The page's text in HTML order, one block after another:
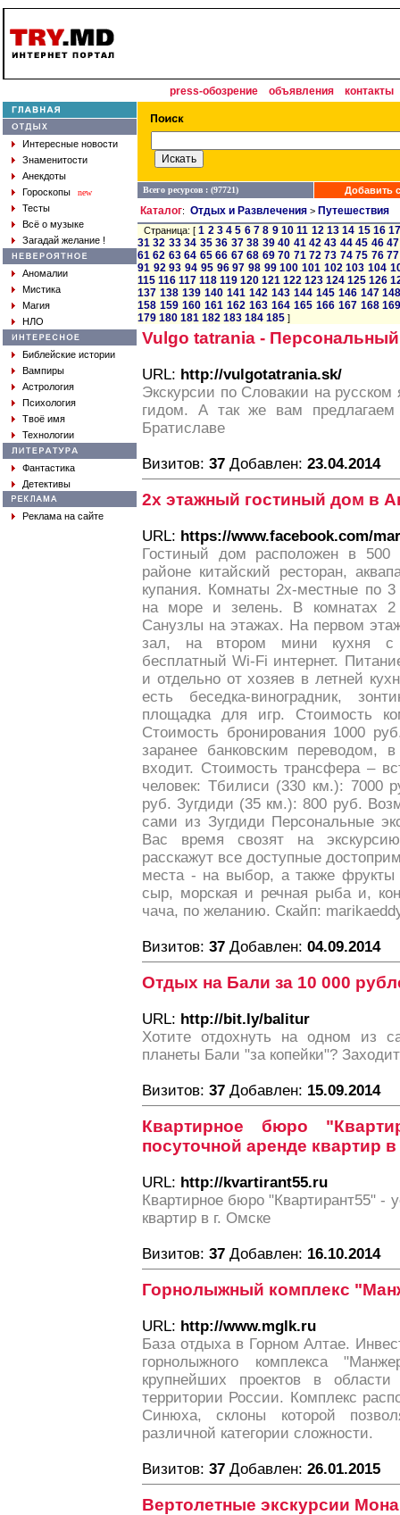
press-обозрение объявления контакты
Интересные новости
Знаменитости
Анекдоты
Гороскопы
new
Тесты
Всё о музыке
Загадай желание !
Аномалии
Мистика
Магия
НЛО
Библейские истории
Вампиры
Астрология
Психология
Твоё имя
Технологии
Фантастика
Детективы
Реклама на сайте
Всего ресурсов : (97721) Добавить
Каталог: Отдых и Развлечения > Путешествия
Страница: [1 2 3 4 5 6 7 8 9 10 11 12 13 14 15 16
31 32 33 34 35 36 37 38 39 40 41 42 43 44 45 46 47
61 62 63 64 65 66 67 68 69 70 71 72 73 74 75 76 77
91 92 93 94 95 96 97 98 99 100 101 102 103 104
115 116 117 118 119 120 121 122 123 124 125 126
137 138 139 140 141 142 143 144 145 146 147
158 159 160 161 162 163 164 165 166 167 168
179 180 181 182 183 184 185 ]
Vulgo tatrania -
URL: http://vulgotatrania.sk/
Экскурсии по Словакии на
гидом. А так же вам предлагаем
Братиславе
Визитов: 37 Добавлен: 23.04.2014
2х этажный гостиный дом в
URL: https://www.facebook.com/
Гостиный дом расположен в
районе китайский ресторан,
купания. Комнаты 2х-местные по
на море и зелень. В комнатах 2
Санузлы на этажах. На первом
зал, на втором мини кухня с
бесплатный Wi-Fi интернет.
и отдельно от хозяев в летней
есть беседка-виноградник,
площадка для игр. Стоимость
Стоимость бронирования 1000
заранее банковским переводом,
входит. Стоимость трансфера –
человек: Тбилиси (330 км.): 7000
руб. Зугдиди (35 км.): 800 руб.
сами из Зугдиди Персональные
Вас время свозят на
расскажут все доступные
места - на выбор, а также
сыр, морская и речная рыба и,
чача, по желанию. Скайп:
Визитов: 37 Добавлен: 04.09.2014
Отдых на Бали за 10 000
URL: http://bit.ly/balitur
Хотите отдохнуть на одном из
планеты Бали "за копейки"?
Визитов: 37 Добавлен: 15.09.2014
Квартирное бюро
посуточной аренде квартир
URL: http://kvartirant55.ru
Квартирное бюро "Квартирант55" -
квартир в г. Омске
Визитов: 37 Добавлен: 16.10.2014
Горнолыжный комплекс
URL: http://www.mglk.ru
База отдыха в Горном Алтае.
горнолыжного комплекса
крупнейших проектов в
территории России. Комплекс
Синюха, склоны которой
различной категории сложности.
Визитов: 37 Добавлен: 26.01.2015
Вертолетные экскурсии